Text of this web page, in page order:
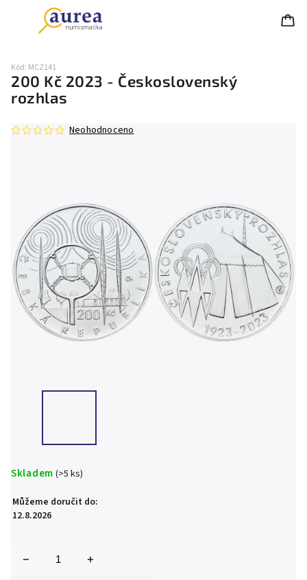
200 Kč 2023 - Československý
rozhlas
Kód: MCZ141
Neohodnoceno
Skladem (>5 ks)
Můžeme doručit do:
12.8.2026